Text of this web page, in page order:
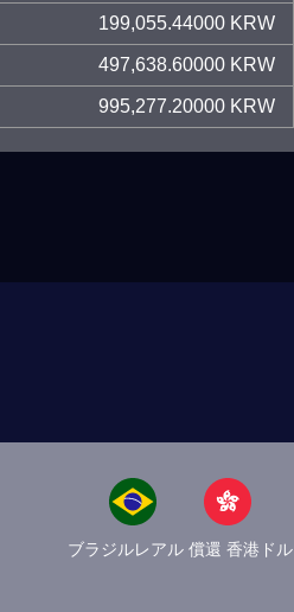
199,055.44000 KRW
497,638.60000 KRW
995,277.20000 KRW
ブラジルレアル 償還 香港ドル